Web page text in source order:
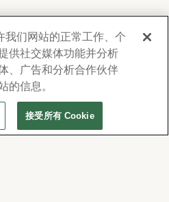
了向您提供有關產品、服
Lawn 會蒐集並使用您
並得不時透過電子郵件、
或簡訊與您聯繫。詳情請
政策及使用條款。若要變更
我们网站的正常工作、个
供社交媒体功能并分析
、广告和分析合作伙伴
的信息。
接受所有 Cookie